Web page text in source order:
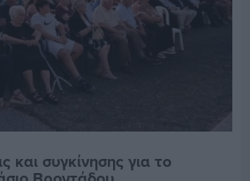
και συγκίνησης για το